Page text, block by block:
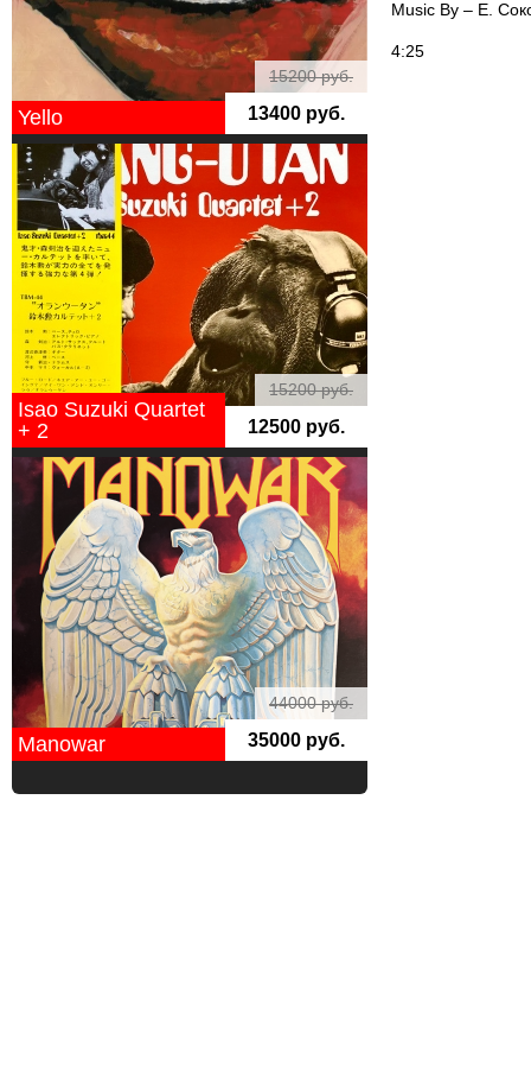
15200 руб.
Yello 13400 руб.
15200 руб.
Isao Suzuki Quartet
+ 2
12500 руб.
44000 руб.
Manowar 35000 руб.
Music By – Е.
4:25